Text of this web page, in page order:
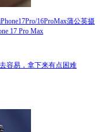
16ProMax蒲公英摄
17 Pro Max
容易，拿下来有点困难